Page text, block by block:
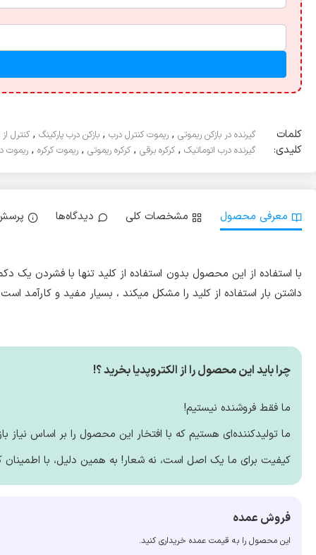
کلمات
کلیدی:
گیرنده در بازکن ریموتی, ریموت کنترل درب, بازکن درب پارکینگ,کنترل
گیرنده درب اتوماتیک,کرکره برقی,کرکره ریموتی, ریموت کرکره, ریموت
معرفی محصول مشخصات کلی دیدگاه‌ها
با استفاده از این محصول بدون استفاده از کلید تنها با فشردن یک
داشتن بار استفاده از کلید را مشکل میکند ، بسیار مفید و کارآمد
چرا باید این محصول را از الکتروپدیا بخرید ؟!
ما فقط فروشنده نیستیم!
ما تولیدکننده‌ای هستیم که با افتخار این محصول را بر اساس نیاز
کیفیت برای ما یک اصل است، نه شعار! به همین دلیل، با اطمینان
فروش عمده
این محصول را به قیمت عمده خریداری کنید.